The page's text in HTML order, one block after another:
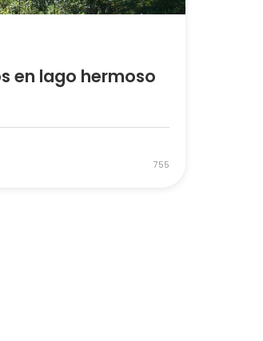
en lago hermoso
755